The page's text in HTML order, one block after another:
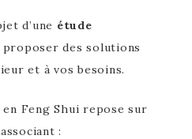
d’une étude
proposer des solutions
et à vos besoins.
en Feng Shui repose sur
: